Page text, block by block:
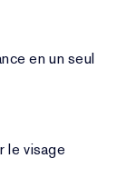
en un seul
le visage